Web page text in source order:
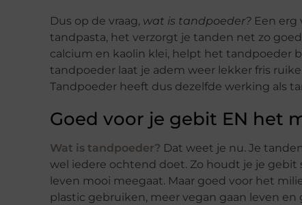
Dus op de vraag, wat is tandpoeder? Een
tandpasta, het verzorgt je tanden net zo
calcium en kaolin klei, helpt het tandpoeder
tandpoeder laat je adem weer lekker fris
Tandpoeder heeft dus dezelfde werking als
Goed voor je gebit EN het
Wat is tandpoeder? Dat weet je nu. Je
wel iedere ochtend doet. Zo houdt je je gebit
leven mooi meegaat. Maar goed voor het
plastic gebruiken, meer vegan gaan leven